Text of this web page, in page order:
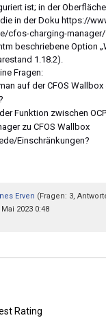
ist; in der
in der Doku https://
cfos-charging-
beschriebene Option
1.18.2).
Fragen:
auf der CFOS Wallbox
Funktion zwischen
zu CFOS Wallbox
Einschränkungen?
Erven (Fragen: 3,
2023 0:48
Rating